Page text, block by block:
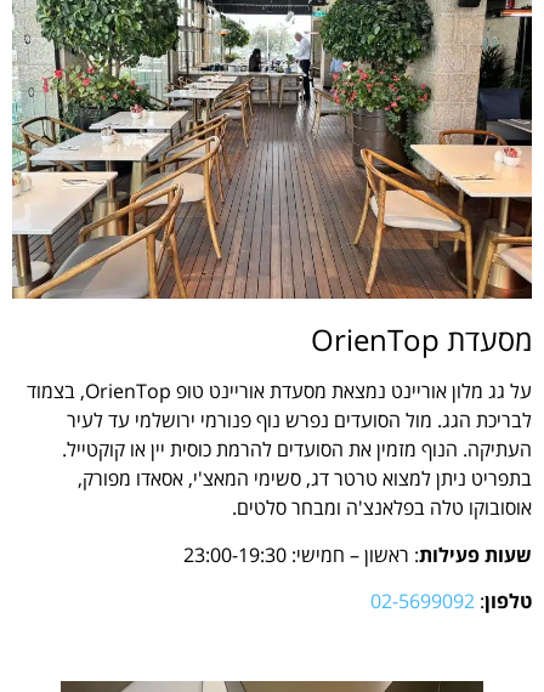
מסעדת OrienTop
על גג מלון אוריינט נמצאת מסעדת אוריינט טופ OrienTop, בצמוד
לבריכת הגג. מול הסועדים נפרש נוף פנורמי ירושלמי עד לעיר
העתיקה. הנוף מזמין את הסועדים להרמת כוסית יין או קוקטייל.
בתפריט ניתן למצוא טרטר דג, סשימי המאצ'י, אסאדו מפורק,
אוסובוקו טלה בפלאנצ'ה ומבחר סלטים.
שעות פעילות: ראשון – חמישי: 23:00-19:30
טלפון:
02-5699092